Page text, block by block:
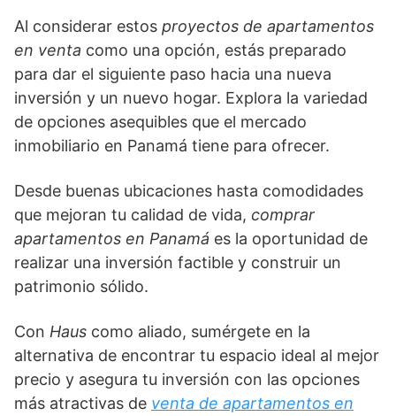
Al considerar estos proyectos de apartamentos
en venta como una opción, estás preparado
para dar el siguiente paso hacia una nueva
inversión y un nuevo hogar. Explora la variedad
de opciones asequibles que el mercado
inmobiliario en Panamá tiene para ofrecer.
Desde buenas ubicaciones hasta comodidades
que mejoran tu calidad de vida, comprar
apartamentos en Panamá es la oportunidad de
realizar una inversión factible y construir un
patrimonio sólido.
Con Haus como aliado, sumérgete en la
alternativa de encontrar tu espacio ideal al mejor
precio y asegura tu inversión con las opciones
más atractivas de venta de apartamentos en